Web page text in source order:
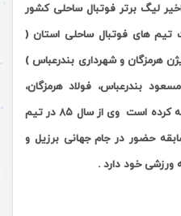
لیگ برتر فوتبال ساحلی کشور
تیم های فوتبال ساحلی استان (
هرمزگان و شهرداری بندرعباس )
بندرعباس، فولاد هرمزگان،
کرده است وی از سال ۸۵در تیم
حضور در جام جهانی برزیل و
ورزشی خود دارد .